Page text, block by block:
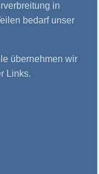
in
bedarf unser
übernehmen wir
Links.